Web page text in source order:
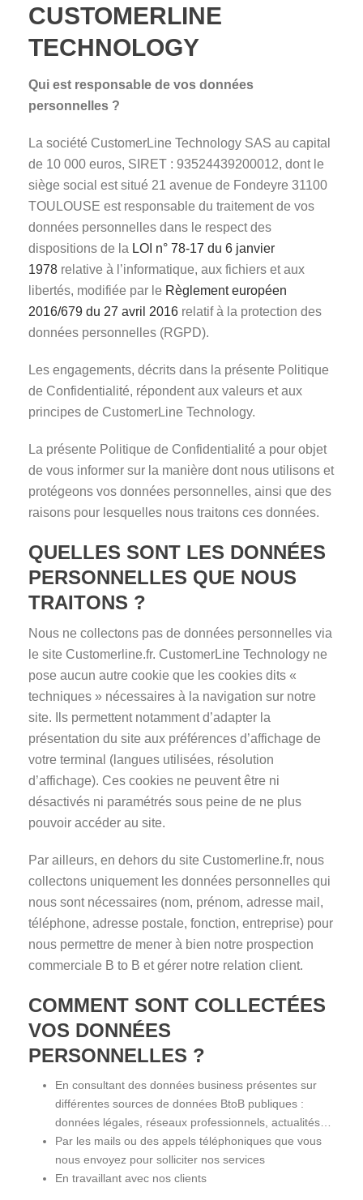
CUSTOMERLINE
TECHNOLOGY
Qui est responsable de vos données
personnelles ?
La société CustomerLine Technology SAS au capital
de 10 000 euros, SIRET : 93524439200012, dont le
siège social est situé 21 avenue de Fondeyre 31100
TOULOUSE est responsable du traitement de vos
données personnelles dans le respect des
dispositions de la LOI n° 78-17 du 6 janvier
1978 relative à l’informatique, aux fichiers et aux
libertés, modifiée par le Règlement européen
2016/679 du 27 avril 2016 relatif à la protection des
données personnelles (RGPD).
Les engagements, décrits dans la présente Politique
de Confidentialité, répondent aux valeurs et aux
principes de CustomerLine Technology.
La présente Politique de Confidentialité a pour objet
de vous informer sur la manière dont nous utilisons et
protégeons vos données personnelles, ainsi que des
raisons pour lesquelles nous traitons ces données.
QUELLES SONT LES DONNÉES
PERSONNELLES QUE NOUS
TRAITONS ?
Nous ne collectons pas de données personnelles via
le site Customerline.fr. CustomerLine Technology ne
pose aucun autre cookie que les cookies dits «
techniques » nécessaires à la navigation sur notre
site. Ils permettent notamment d’adapter la
présentation du site aux préférences d’affichage de
votre terminal (langues utilisées, résolution
d’affichage). Ces cookies ne peuvent être ni
désactivés ni paramétrés sous peine de ne plus
pouvoir accéder au site.
Par ailleurs, en dehors du site Customerline.fr, nous
collectons uniquement les données personnelles qui
nous sont nécessaires (nom, prénom, adresse mail,
téléphone, adresse postale, fonction, entreprise) pour
nous permettre de mener à bien notre prospection
commerciale B to B et gérer notre relation client.
COMMENT SONT COLLECTÉES
VOS DONNÉES
PERSONNELLES ?
En consultant des données business présentes sur
différentes sources de données BtoB publiques :
données légales, réseaux professionnels, actualités…
Par les mails ou des appels téléphoniques que vous
nous envoyez pour solliciter nos services
En travaillant avec nos clients